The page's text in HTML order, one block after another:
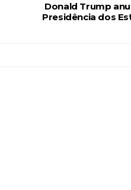
Donald Trump
Presidência dos